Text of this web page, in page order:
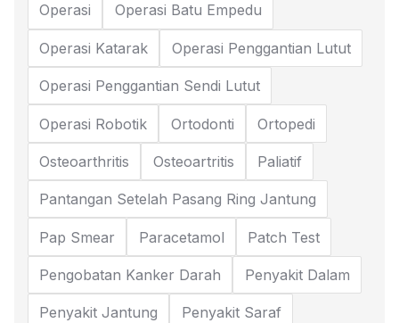
Operasi Operasi Batu Empedu
Operasi Katarak Operasi Penggantian Lutut
Operasi Penggantian Sendi Lutut
Operasi Robotik Ortodonti Ortopedi
Osteoarthritis Osteoartritis Paliatif
Pantangan Setelah Pasang Ring Jantung
Pap Smear Paracetamol Patch Test
Pengobatan Kanker Darah Penyakit Dalam
Penyakit Jantung Penyakit Saraf